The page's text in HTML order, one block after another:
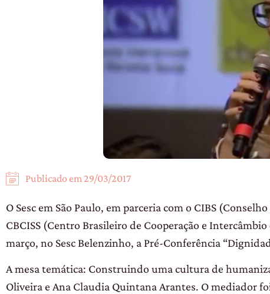
Publicado em 29/03/2017
O Sesc em São Paulo, em parceria com o CIBS
CBCISS (Centro Brasileiro de Cooperação e
março, no Sesc Belenzinho, a Pré-Conferência
A mesa temática: Construindo uma cultura de
Oliveira e Ana Claudia Quintana Arantes. O mediador